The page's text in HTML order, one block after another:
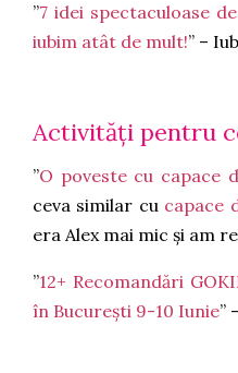
”7 idei spectaculoase
iubim atât de mult!” –
Activități pentru
”O poveste cu capace
ceva similar cu capace
era Alex mai mic și am
”12+ Recomandări
în București 9-10 Iunie”